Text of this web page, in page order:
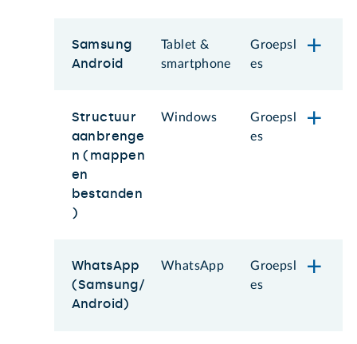
Samsung
Android
Tablet &
smartphone
Groepsl
es
Structuur
aanbrenge
n (mappen
en
bestanden
)
Windows
Groepsl
es
WhatsApp
(Samsung/
Android)
WhatsApp
Groepsl
es